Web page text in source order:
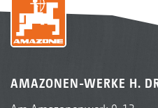
AMAZONEN-WERKE H.